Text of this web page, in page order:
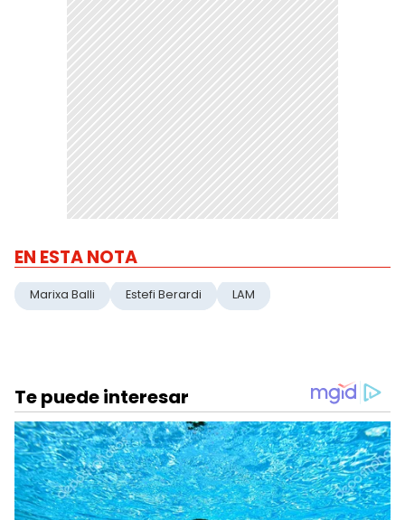
EN ESTA NOTA
Marixa Balli Estefi Berardi LAM